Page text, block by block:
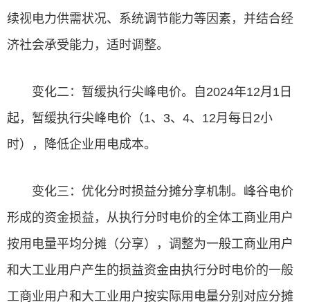
续视电力供需状况、系统调节能力等因素，并结合经
济社会承受能力，适时调整。
变化二：暂缓执行尖峰电价。自2024年12月1日
起，暂缓执行尖峰电价（1、3、4、12月每日2小
时），降低企业用电成本。
变化三：优化分时损益分摊分享机制。峰谷电价
形成的资金损益，从执行分时电价的全体工商业用户
按用电量平均分摊（分享），调整为一般工商业用户
和大工业用户产生的损益资金由执行分时电价的一般
工商业用户和大工业用户按实际用电量分别对应分摊